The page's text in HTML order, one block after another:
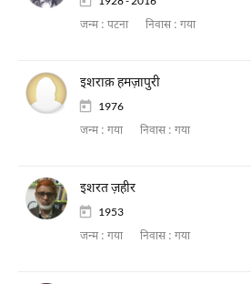
जन्म : पटना निवास : गया
इशराक़ हमज़ापुरी
1976
जन्म : गया निवास : गया
इशरत ज़हीर
1953
जन्म : गया निवास : गया